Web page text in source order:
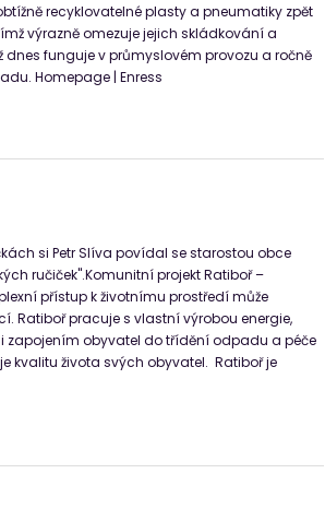
recyklovatelné plasty a pneumatiky zpět
výrazně omezuje jejich skládkování a
dnes funguje v průmyslovém provozu a ročně
Homepage | Enress
si Petr Slíva povídal se starostou obce
ručiček".Komunitní projekt Ratiboř –
přístup k životnímu prostředí může
Ratiboř pracuje s vlastní výrobou energie,
obyvatel do třídění odpadu a péče
kvalitu života svých obyvatel. Ratiboř je